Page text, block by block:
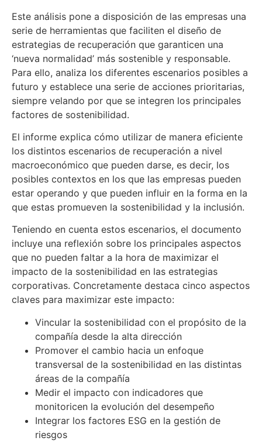
Este análisis pone a disposición de las empresas una
serie de herramientas que faciliten el diseño de
estrategias de recuperación que garanticen una
‘nueva normalidad’ más sostenible y responsable.
Para ello, analiza los diferentes escenarios posibles a
futuro y establece una serie de acciones prioritarias,
siempre velando por que se integren los principales
factores de sostenibilidad.
El informe explica cómo utilizar de manera eficiente
los distintos escenarios de recuperación a nivel
macroeconómico que pueden darse, es decir, los
posibles contextos en los que las empresas pueden
estar operando y que pueden influir en la forma en la
que estas promueven la sostenibilidad y la inclusión.
Teniendo en cuenta estos escenarios, el documento
incluye una reflexión sobre los principales aspectos
que no pueden faltar a la hora de maximizar el
impacto de la sostenibilidad en las estrategias
corporativas. Concretamente destaca cinco aspectos
claves para maximizar este impacto:
Vincular la sostenibilidad con el propósito de la
compañía desde la alta dirección
Promover el cambio hacia un enfoque
transversal de la sostenibilidad en las distintas
áreas de la compañía
Medir el impacto con indicadores que
monitoricen la evolución del desempeño
Integrar los factores ESG en la gestión de
riesgos